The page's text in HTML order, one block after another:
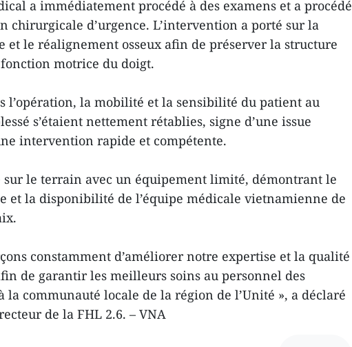
a immédiatement procédé à des examens et a procédé
chirurgicale d’urgence. L’intervention a porté sur la
et le réalignement osseux afin de préserver la structure
motrice du doigt.
l’opération, la mobilité et la sensibilité du patient au
s’étaient nettement rétablies, signe d’une issue
intervention rapide et compétente.
sur le terrain avec un équipement limité, démontrant le
et la disponibilité de l’équipe médicale vietnamienne de
constamment d’améliorer notre expertise et la qualité
de garantir les meilleurs soins au personnel des
la communauté locale de la région de l’Unité », a déclaré
de la FHL 2.6. – VNA